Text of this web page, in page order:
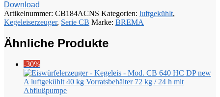
Download
Artikelnummer: CB184ACNS Kategorien: luftgekühlt,
Kegeleiserzeuger, Serie CB Marke: BREMA
Ähnliche Produkte
-30%